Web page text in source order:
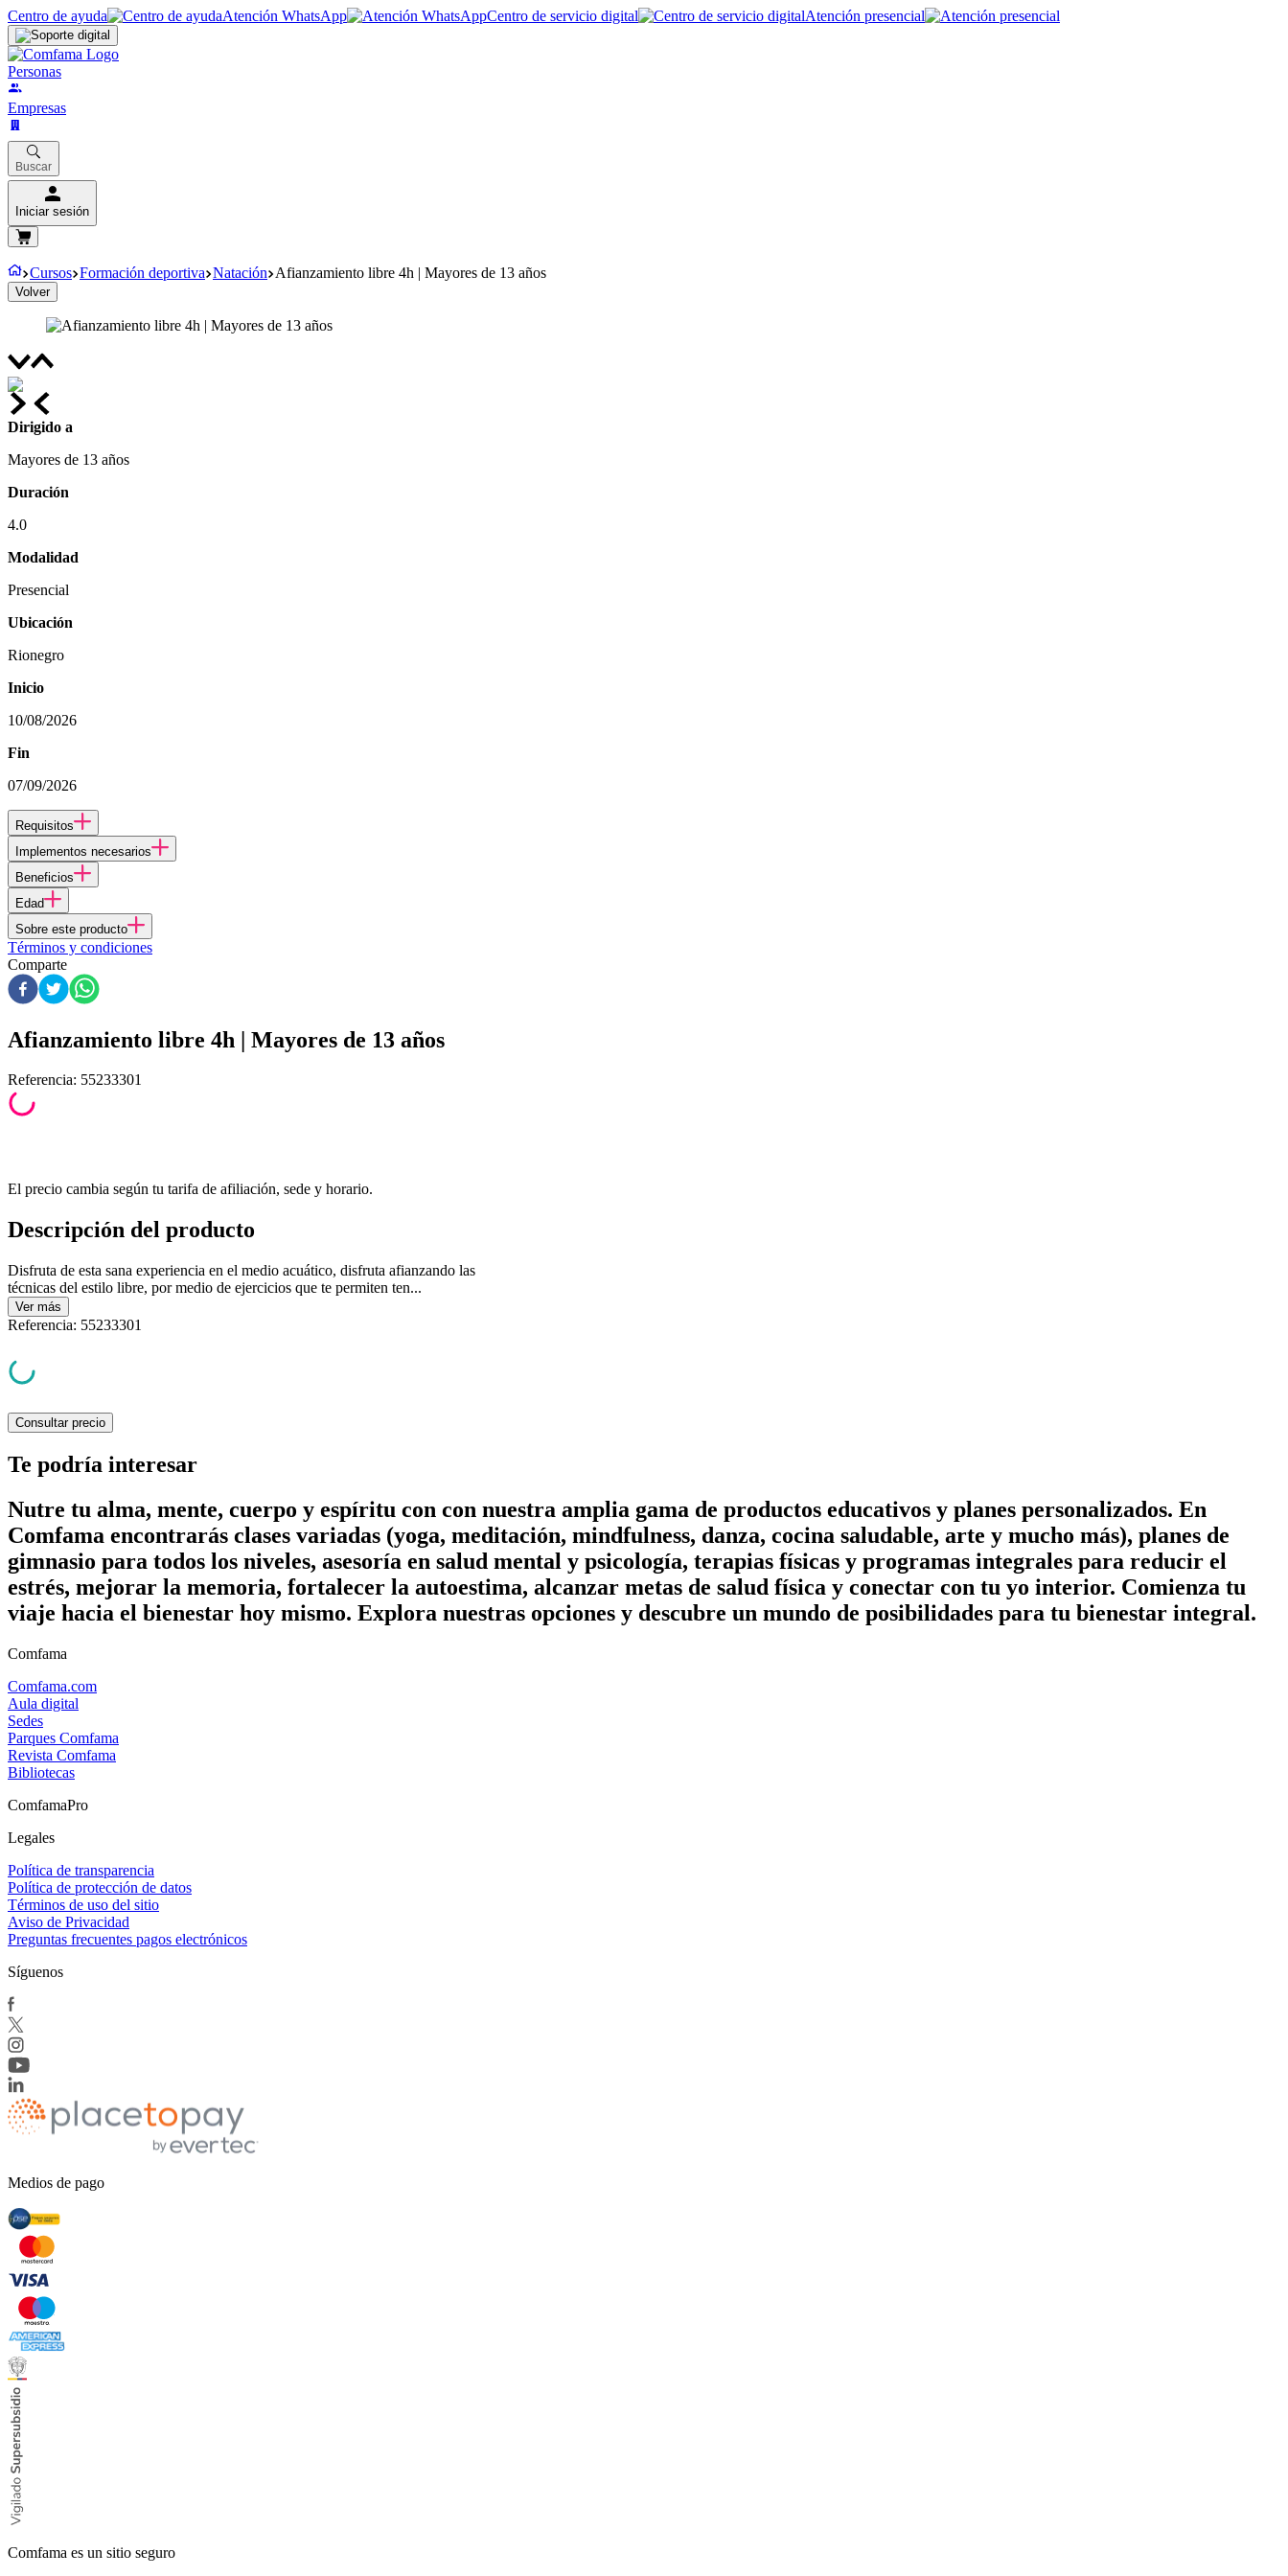
Centro de ayuda Atención WhatsApp Centro de servicio digital Atención presencial
Personas
Empresas
Buscar
Iniciar sesión
Cursos Formación deportiva Natación Afianzamiento libre 4h | Mayores de 13 años
Volver
Dirigido a
Mayores de 13 años
Duración
4.0
Modalidad
Presencial
Ubicación
Rionegro
Inicio
10/08/2026
Fin
07/09/2026
Requisitos
Implementos necesarios
Beneficios
Edad
Sobre este producto
Términos y condiciones
Comparte
Afianzamiento libre 4h | Mayores de 13 años
Referencia: 55233301
El precio cambia según tu tarifa de afiliación, sede y horario.
Descripción del producto
Disfruta de esta sana experiencia en el medio acuático, disfruta afianzando las
técnicas del estilo libre, por medio de ejercicios que te permiten ten...
Ver más
Referencia: 55233301
Consultar precio
Te podría interesar
Nutre tu alma, mente, cuerpo y espíritu con con nuestra amplia gama de productos educativos y planes personalizados. En
Comfama encontrarás clases variadas (yoga, meditación, mindfulness, danza, cocina saludable, arte y mucho más), planes de
gimnasio para todos los niveles, asesoría en salud mental y psicología, terapias físicas y programas integrales para reducir el
estrés, mejorar la memoria, fortalecer la autoestima, alcanzar metas de salud física y conectar con tu yo interior. Comienza tu
viaje hacia el bienestar hoy mismo. Explora nuestras opciones y descubre un mundo de posibilidades para tu bienestar integral.
Comfama
Comfama.com
Aula digital
Sedes
Parques Comfama
Revista Comfama
Bibliotecas
ComfamaPro
Legales
Política de transparencia
Política de protección de datos
Términos de uso del sitio
Aviso de Privacidad
Preguntas frecuentes pagos electrónicos
Síguenos
Medios de pago
Comfama es un sitio seguro